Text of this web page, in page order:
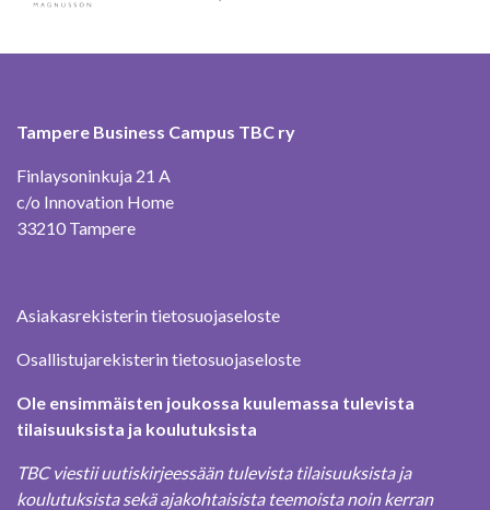
Tampere Business Campus TBC ry
Finlaysoninkuja 21 A
c/o Innovation Home
33210 Tampere
Asiakasrekisterin tietosuojaseloste
Osallistujarekisterin tietosuojaseloste
Ole ensimmäisten joukossa kuulemassa tulevista
tilaisuuksista ja koulutuksista
TBC viestii uutiskirjeessään tulevista tilaisuuksista ja
koulutuksista sekä ajakohtaisista teemoista noin kerran